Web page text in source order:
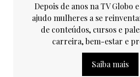
Depois de anos na TV Globo
ajudo mulheres a se
de conteúdos, cursos e
carreira, bem-estar e
Saiba mais